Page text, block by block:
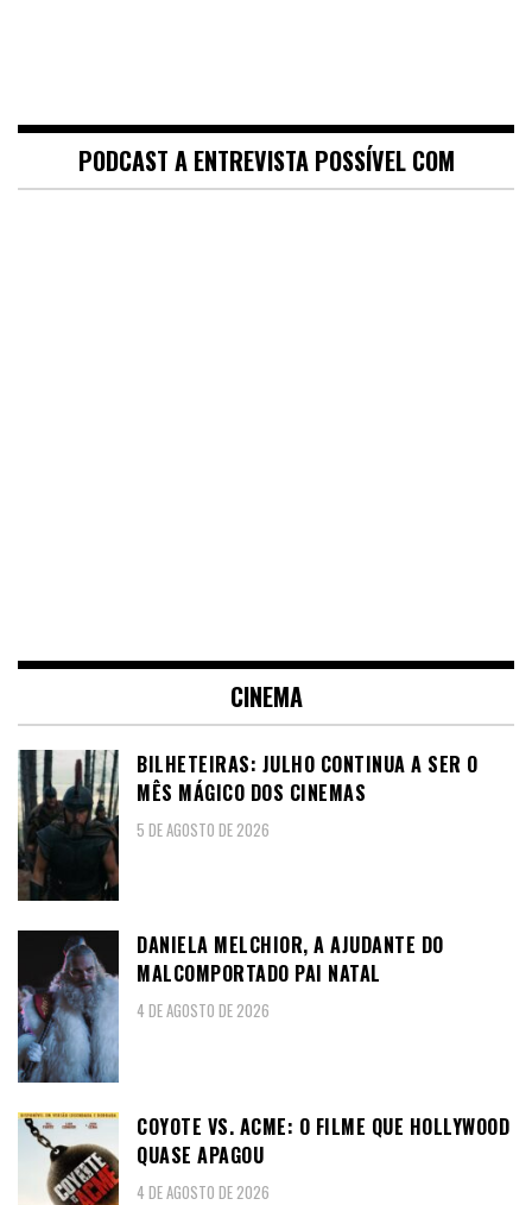
PODCAST A ENTREVISTA POSSÍVEL COM
CINEMA
BILHETEIRAS: JULHO CONTINUA A SER O
MÊS MÁGICO DOS CINEMAS
5 DE AGOSTO DE 2026
DANIELA MELCHIOR, A AJUDANTE DO
MALCOMPORTADO PAI NATAL
4 DE AGOSTO DE 2026
COYOTE VS. ACME: O FILME QUE HOLLYWOOD
QUASE APAGOU
4 DE AGOSTO DE 2026